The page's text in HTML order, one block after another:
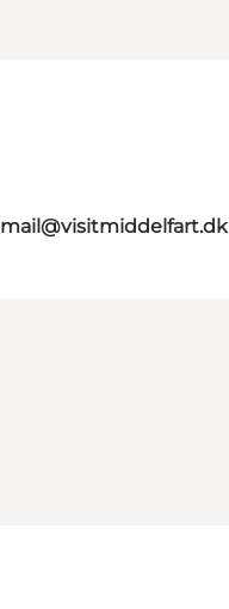
mail@visitmiddelfart.dk